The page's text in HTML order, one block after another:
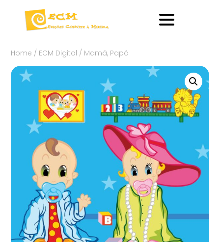
Home / ECM Digital / Mamã, Papá